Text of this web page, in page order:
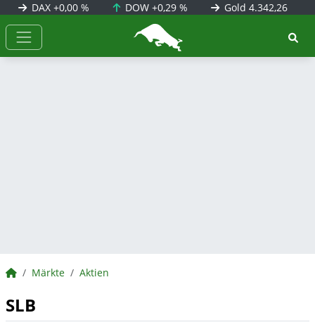
DAX +0,00 % DOW+0,29 % Gold 4.342,26
BörsenNEWS.de
BörsenNEWS.de
Märkte Aktien
SLB